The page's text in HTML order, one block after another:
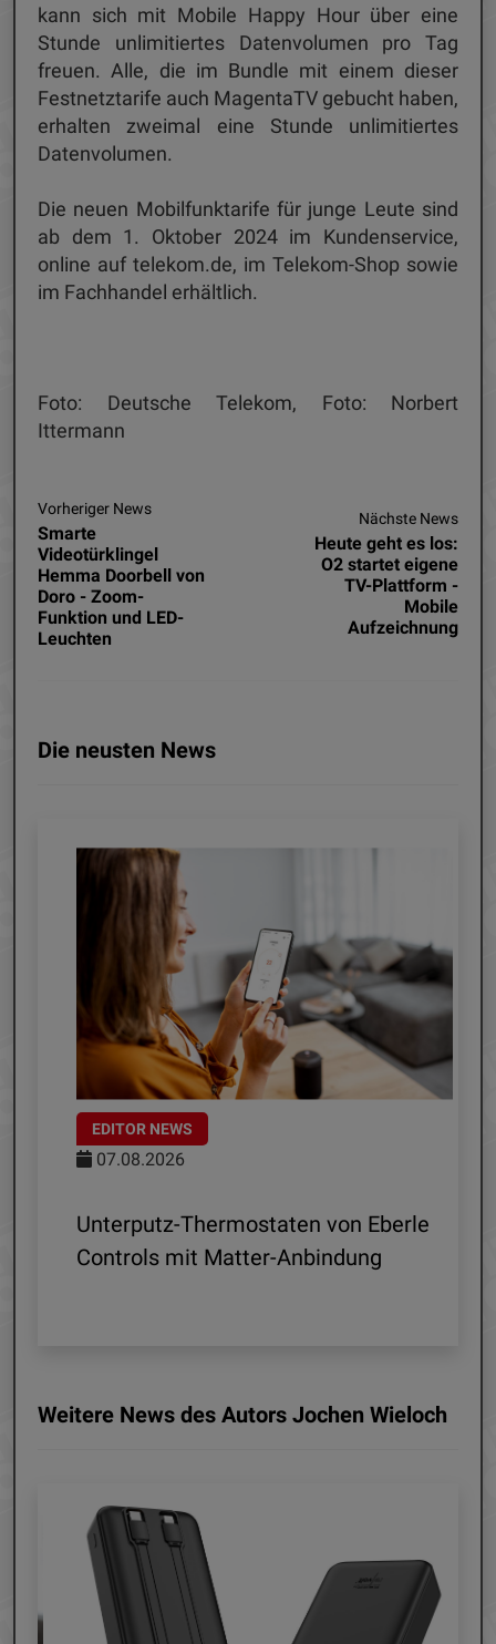
kann sich mit Mobile Happy Hour über eine
Stunde unlimitiertes Datenvolumen pro Tag
freuen. Alle, die im Bundle mit einem dieser
Festnetztarife auch MagentaTV gebucht haben,
erhalten zweimal eine Stunde unlimitiertes
Datenvolumen.
Die neuen Mobilfunktarife für junge Leute sind
ab dem 1. Oktober 2024 im Kundenservice,
online auf telekom.de, im Telekom-Shop sowie
im Fachhandel erhältlich.
Foto: Deutsche Telekom, Foto: Norbert
Ittermann
Vorheriger News
Smarte
Videotürklingel
Hemma Doorbell von
Doro - Zoom-
Funktion und LED-
Leuchten
Nächste News
Heute geht es los:
O2 startet eigene
TV-Plattform -
Mobile
Aufzeichnung
Die neusten News
EDITOR NEWS
07.08.2026
Unterputz-Thermostaten von Eberle
Controls mit Matter-Anbindung
Weitere News des Autors Jochen Wieloch